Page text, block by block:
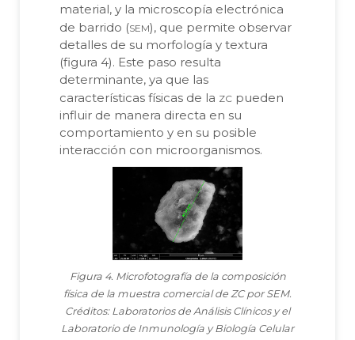
material, y la microscopía electrónica
de barrido (sem), que permite observar
detalles de su morfología y textura
(figura 4). Este paso resulta
determinante, ya que las
características físicas de la zc pueden
influir de manera directa en su
comportamiento y en su posible
interacción con microorganismos.
Figura 4. Microfotografía de la composición
física de la muestra comercial de ZC por SEM.
Créditos: Laboratorios de Análisis Clínicos y el
Laboratorio de Inmunología y Biología Celular